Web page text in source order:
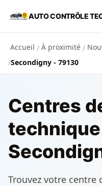
Aller au contenu
AUTO CONTRÔLE
Accueil / À proximité /
/Secondigny - 79130
Centres
technique
Trouvez votre